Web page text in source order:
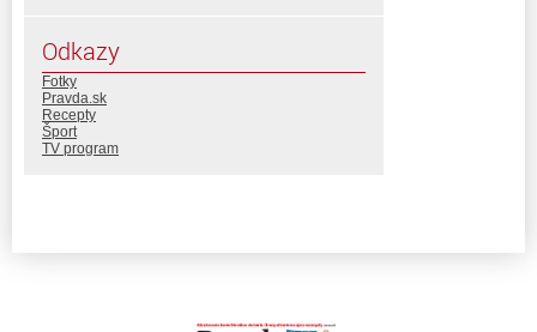
Odkazy
Fotky
Pravda.sk
Recepty
Šport
TV program